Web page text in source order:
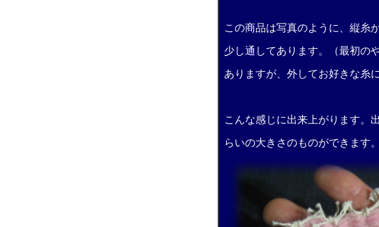
この商品は写真のように、縦糸
少し通してあります。（最初の
ありますが、外してお好きな糸
こんな感じに出来上がります。
らいの大きさのものができます